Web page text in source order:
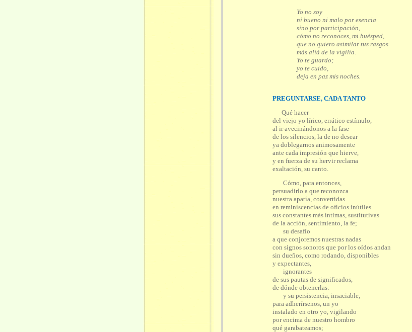
Yo no soy
ni bueno ni malo por esencia
sino por participación,
cómo no reconoces, mi huésped,
que no quiero asimilar tus rasgos
más aliá de la vigília.
Yo te guardo;
yo te cuido,
deja en paz mis noches.
PREGUNTARSE, CADA TANTO
Qué hacer
del viejo yo lírico, errático estímulo,
al ir avecinándonos a la fase
de los silencios, la de no desear
ya doblegarnos animosamente
ante cada impresión que hierve,
y en fuerza de su hervir reclama
exaltación, su canto.
Cómo, para entonces,
persuadirlo a que reconozca
nuestra apatía, convertidas
en reminiscencias de oficios inútiles
sus constantes más íntimas, sustitutivas
de la acción, sentimiento, la fe;
su desafío
a que conjoremos nuestras nadas
con signos sonoros que por los oídos andan
sin dueños, como rodando, disponibles
y expectantes,
ignorantes
de sus pautas de significados,
de dónde obtenerlas:
y su persistencia, insaciable,
para adherírsenos, un yo
instalado en otro yo, vigilando
por encima de nuestro hombro
qué garabateamos;